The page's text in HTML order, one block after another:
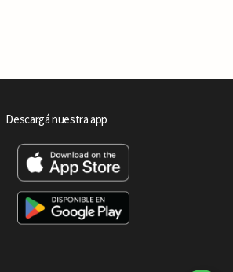
Descargá nuestra app